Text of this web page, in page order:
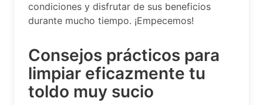
condiciones y disfrutar de sus beneficios
durante mucho tiempo. ¡Empecemos!
Consejos prácticos para
limpiar eficazmente tu
toldo muy sucio